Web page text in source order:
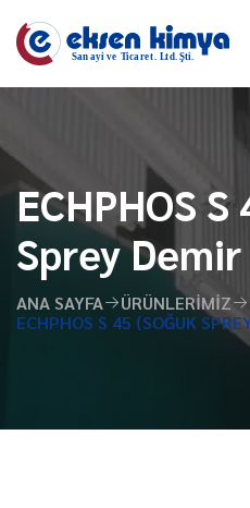
ECHPHOS
Sprey
ANA SAYFA
ÜRÜNLERIMIZ
ECHPHOS S 45 (SOĞUK